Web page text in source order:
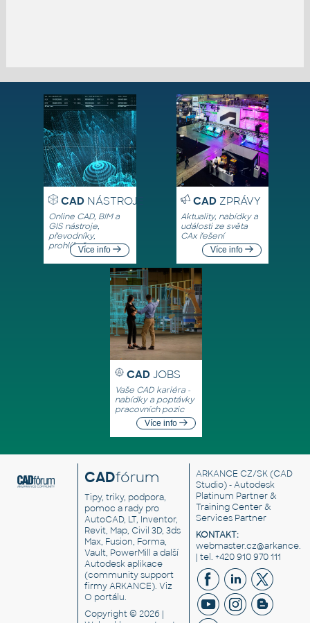
CADNÁSTROJE
Online CAD, BIM a
GIS nástroje,
převodníky,
prohlížečeVíce info
CADZPRÁVY
Aktuality, nabídky a
události ze světa
CAx řešení
Více info
CAD JOBS
Vaše CAD kariéra -
nabídky a poptávky
pracovních pozic
Více info
CADfórum
Tipy, triky, podpora,
pomoc a rady pro
AutoCAD, LT, Inventor,
Revit, Map, Civil 3D, 3ds
Max, Fusion, Forma,
Vault, PowerMill a další
Autodesk aplikace
(community support
firmy ARKANCE). Viz
O portálu.
Copyright © 2026 |
ARKANCE CZ/SK(CAD
Studio) - Autodesk
Platinum Partner &
Training Center &
Services Partner
KONTAKT:
| tel. +420 910 970 111